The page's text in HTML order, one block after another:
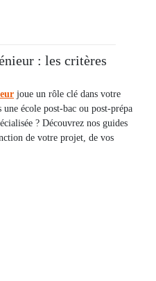
: les critères
joue un rôle clé dans votre
école post-bac ou post-prépa
? Découvrez nos guides
de votre projet, de vos